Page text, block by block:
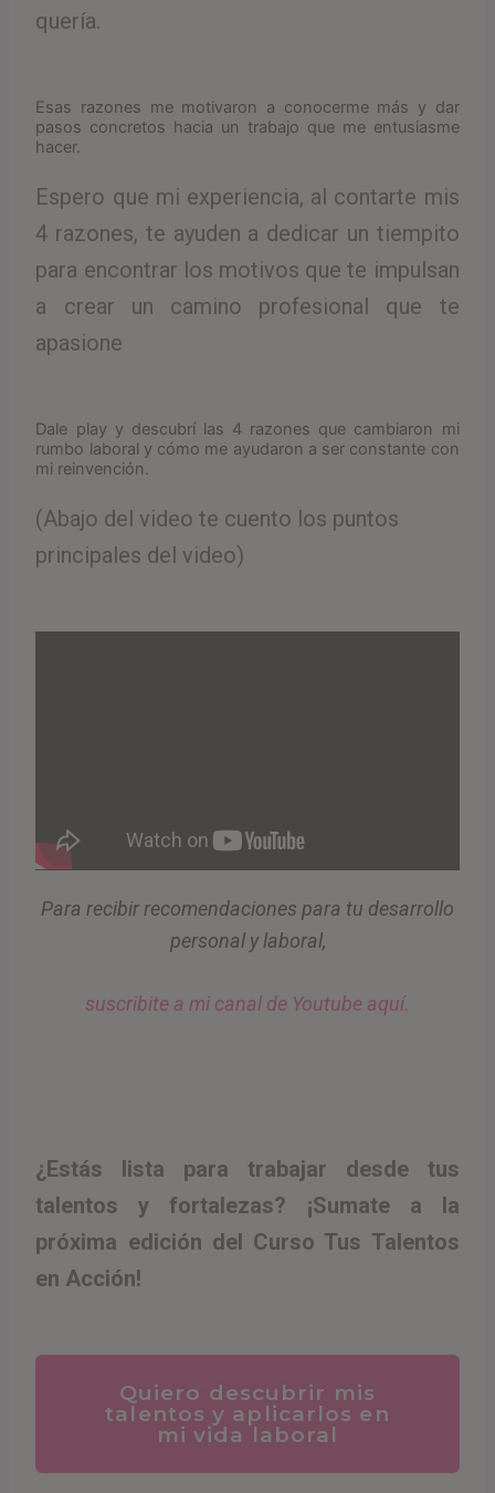
quería.
Esas razones me motivaron a conocerme más y dar
pasos concretos hacia un trabajo que me entusiasme
hacer.
Espero que mi experiencia, al contarte mis
4 razones, te ayuden a dedicar un tiempito
para encontrar los motivos que te impulsan
a crear un camino profesional que te
apasione
Dale play y descubrí las 4 razones que cambiaron mi
rumbo laboral y cómo me ayudaron a ser constante con
mi reinvención.
(Abajo del video te cuento los puntos
principales del video)
Para recibir recomendaciones para tu desarrollo
personal y laboral,
suscribite a mi canal de Youtube aquí.
¿Estás lista para trabajar desde tus
talentos y fortalezas? ¡Sumate a la
próxima edición del Curso Tus Talentos
en Acción!
Quiero descubrir mis
talentos y aplicarlos en
mi vida laboral